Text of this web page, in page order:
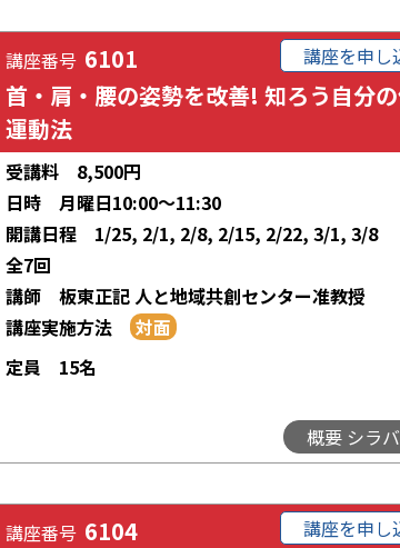
講座番号 6101
首・肩・腰の姿勢を改善! 知ろう自分
運動法
講座を申し
受講料
8,500円
日時
月曜日10:00～11:30
開講日程
1/25, 2/1, 2/8, 2/15, 2/22, 3/1, 3/8
全7回
講師
板東正記 人と地域共創センター准教授
講座実施方法
定員
15名
概要 シラ
講座番号 6104
講座を申し